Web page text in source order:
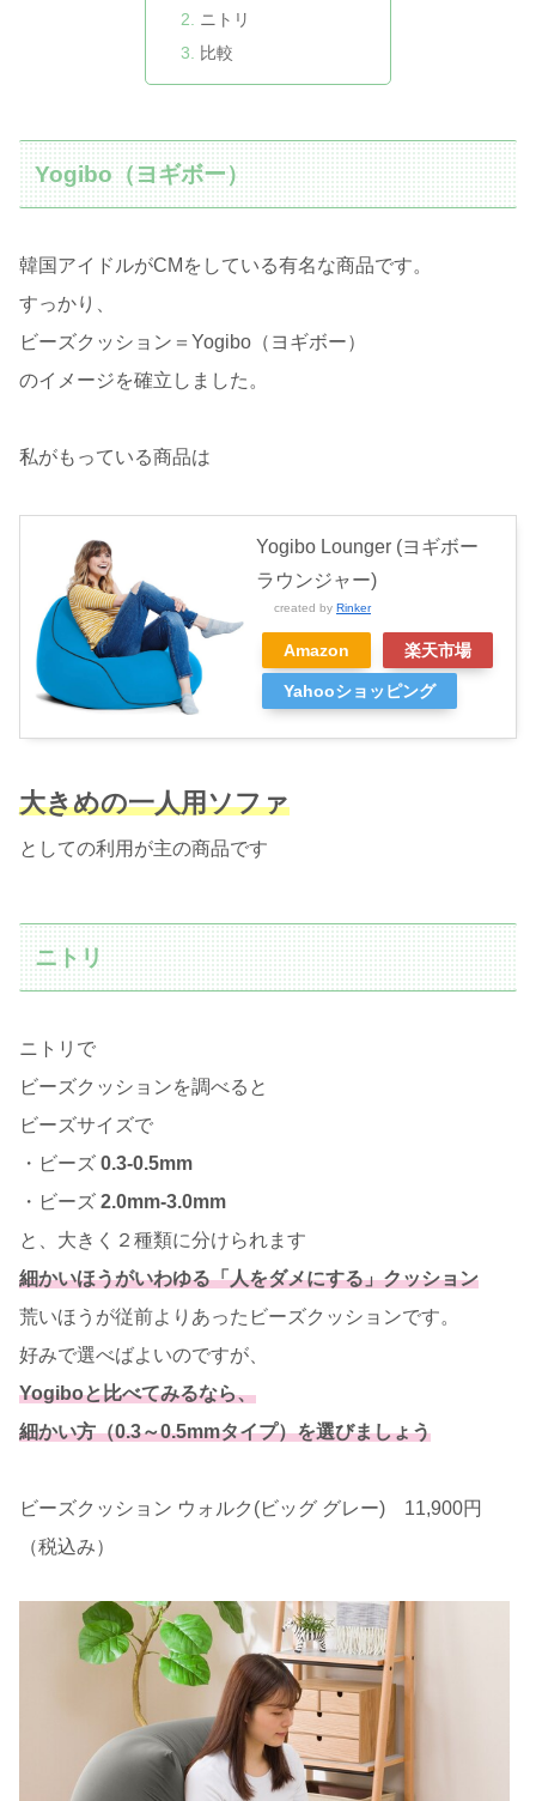
ニトリ
比較
Yogibo（ヨギボー）
韓国アイドルがCMをしている有名な商品です。
すっかり、
ビーズクッション＝Yogibo（ヨギボー）
のイメージを確立しました。
私がもっている商品は
Yogibo Lounger (ヨギボー
ラウンジャー)
created by Rinker
Amazon 楽天市場
Yahooショッピング
大きめの一人用ソファ
としての利用が主の商品です
ニトリ
ニトリで
ビーズクッションを調べると
ビーズサイズで
・ビーズ 0.3-0.5mm
・ビーズ 2.0mm-3.0mm
と、大きく２種類に分けられます
細かいほうがいわゆる「人をダメにする」クッション
荒いほうが従前よりあったビーズクッションです。
好みで選べばよいのですが、
Yogiboと比べてみるなら、
細かい方（0.3～0.5mmタイプ）を選びましょう
ビーズクッション ウォルク(ビッグ グレー) 11,900円
（税込み）